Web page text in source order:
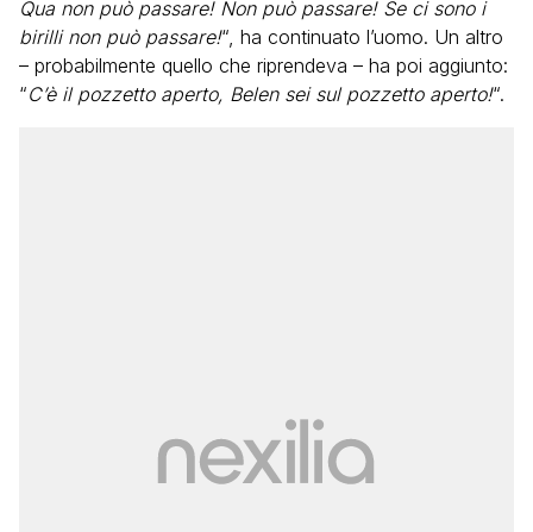
Qua non può passare! Non può passare! Se ci sono i
birilli non può passare!“, ha continuato l’uomo. Un altro
– probabilmente quello che riprendeva – ha poi aggiunto:
“C’è il pozzetto aperto, Belen sei sul pozzetto aperto!“.